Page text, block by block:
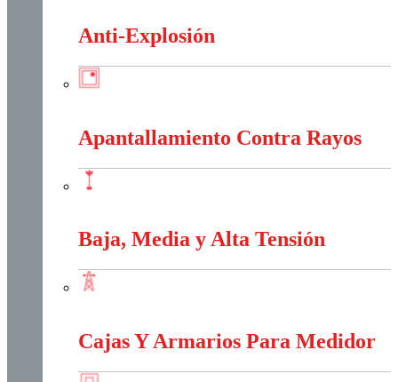
Anti-Explosión
Apantallamiento Contra Rayos
Baja, Media y Alta Tensión
Cajas Y Armarios Para Medidor